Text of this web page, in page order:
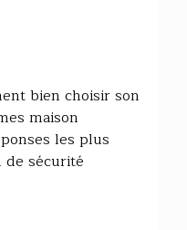
bien choisir son
maison
les plus
de sécurité